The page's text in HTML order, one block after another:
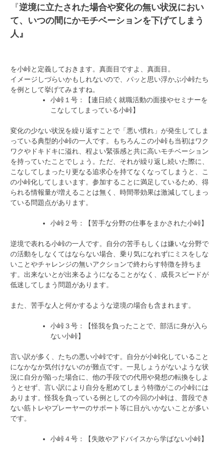
『逆境に立たされた場合や変化の無い状況におい
て、いつの間にかモチベーションを下げてしまう
人』
を小峠と定義しておきます。真面目ですよ、真面目。
イメージしづらいかもしれないので、パッと思い浮かぶ小峠たち
を例として挙げてみますね。
小峠１号：【連日続く就職活動の面接やセミナーを
こなしてしまっている小峠】
変化の少ない状況を繰り返すことで「悪い慣れ」が発生してしま
っている典型的小峠の一人です。もちろんこの小峠も当初はワク
ワクやドキドキに溢れ、程よい緊張感と共に高いモチベーション
を持っていたことでしょう。ただ、それが繰り返し続いた際に、
こなしてしまったり更なる追求心を持てなくなってしまうと、こ
の小峠化してしまいます。参加することに満足しているため、得
られる情報量が増えることは無く、時間帯効果は激減してしまっ
ている問題点があります。
小峠２号：【苦手な分野の仕事をまかされた小峠】
逆境で表れる小峠の一人です。自分の苦手もしくは嫌いな分野で
の活動をしなくてはならない場合、乗り気になれずにミスをしな
いことやチャレンジの無いアクションで終わらす特徴を持ちま
す。出来ないとが出来るようになることがなく、成長スピードが
低迷してしまう問題があります。
また、苦手な人と何かするような逆境の場合も含まれます。
小峠３号：【怪我を負ったことで、部活に身が入ら
ない小峠】
言い訳が多く、たちの悪い小峠です。自分が小峠化していること
になかなか気付けないのが難点です。一見しょうがないような状
況に自分が陥った場合に、他の手段での代用や発想の転換をしよ
うとせず、言い訳により自分を慰めてしまう特徴がこの小峠には
あります。怪我を負っている例としての今回の小峠は、普段でき
ない筋トレやプレーヤーのサポート等に目がいかないことが多い
です。
小峠４号：【失敗やアドバイスから学ばない小峠】